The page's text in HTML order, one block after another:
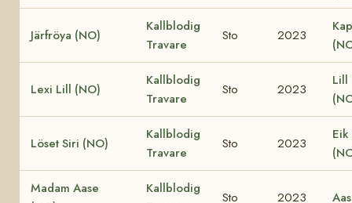
Järfröya (NO)
Kallblodig
Travare
Sto 2023
Lexi Lill (NO)
Kallblodig
Travare
Sto 2023
Lill
Löset Siri (NO)
Kallblodig
Travare
Sto 2023
Madam Aase
Kallblodig
Sto 2023